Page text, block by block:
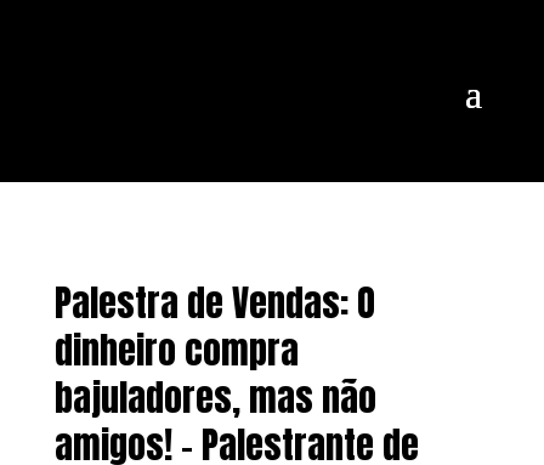
Palestra de Vendas: O
dinheiro compra
bajuladores, mas não
amigos! – Palestrante de